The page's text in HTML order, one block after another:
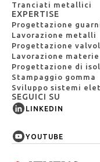
Tranciati metallici
EXPERTISE
Progettazione
Lavorazione metalli
Progettazione
Lavorazione
Progettazione di
Stampaggio gomma
Sviluppo sistemi
SEGUICI SU
LINKEDIN
YOUTUBE